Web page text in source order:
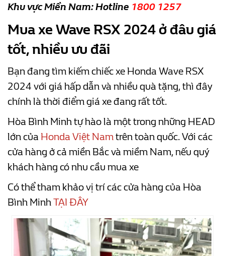
Khu vực Miền Nam: Hotline 1800 1257
Mua xe Wave RSX 2024 ở đâu giá
tốt, nhiều ưu đãi
Bạn đang tìm kiếm chiếc xe Honda Wave RSX
2024 với giá hấp dẫn và nhiều quà tặng, thì đây
chính là thời điểm giá xe đang rất tốt.
Hòa Bình Minh tự hào là một trong những HEAD
lớn của Honda Việt Namtrên toàn quốc. Với các
cửa hàng ở cả miền Bắc và miềm Nam, nếu quý
khách hàng có nhu cầu mua xe
Có thể tham khảo vị trí các cửa hàng của Hòa
Bình MinhTẠI ĐÂY